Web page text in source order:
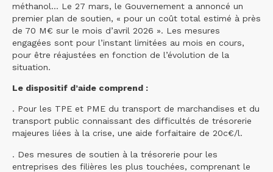
méthanol... Le 27 mars, le Gouvernement a annoncé un
premier plan de soutien, « pour un coût total estimé à près
de 70 M€ sur le mois d’avril 2026 ». Les mesures
engagées sont pour l’instant limitées au mois en cours,
pour être réajustées en fonction de l’évolution de la
situation.
Le dispositif d’aide comprend :
. Pour les TPE et PME du transport de marchandises et du
transport public connaissant des difficultés de trésorerie
majeures liées à la crise, une aide forfaitaire de 20c€/l.
. Des mesures de soutien à la trésorerie pour les
entreprises des filières les plus touchées, comprenant le